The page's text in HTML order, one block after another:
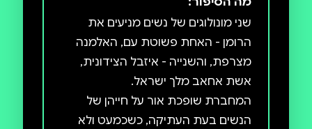
נאוה סביליה שדה
שני מונולוגים של נשים מניעים את
הרומן - האחת פשוטת עם, האלמנה
מצרפת, והשנייה - איזבל הצידונית,
המחברת שופכת אור על חייהן של
הנשים בעת העתיקה, כשכמעט ולא